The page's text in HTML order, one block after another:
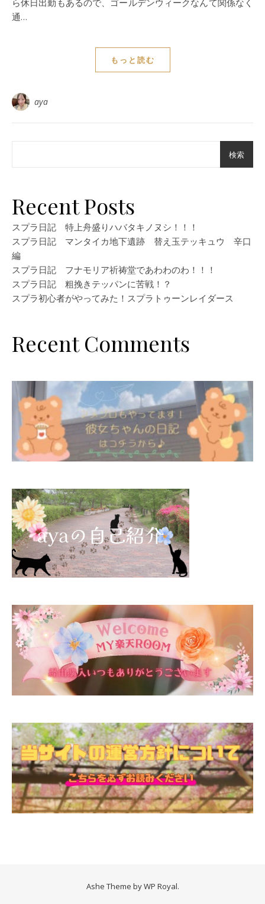
ら休日出勤もあるので、ゴールデンウィークなんて関係なく
通…
もっと読む
aya
検索
Recent Posts
スプラ日記 特上舟盛りハバタキノヌシ！！！
スプラ日記 マンタイカ地下遺跡 替え玉テッキュウ 辛口
編
スプラ日記 フナモリア祈祷堂であわわのわ！！！
スプラ日記 粗挽きテッパンに苦戦！？
スプラ初心者がやってみた！スプラトゥーンレイダース
Recent Comments
Ashe Theme byWP Royal.